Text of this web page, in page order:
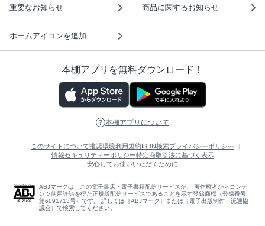
重要なお知らせ 商品に関するお知らせ
ホームアイコンを追加
本棚アプリを無料ダウンロード！
本棚アプリについて
このサイトについて推奨環境利用規約 ISBN検索プライバシーポリシー
情報セキュリティーポリシー特定商取引法に基づく表示
安心してお使いいただくために
ABJマークは、この電子書店・電子書籍配信サービスが、 著作権者からコンテ
ンツ使用許諾を得た正規版配信サービスであることを示す登録商標（登録番号
第6091713号）です。 詳しくは［ABJマーク］または［電子出版制作・流通協
議会］で検索してください。